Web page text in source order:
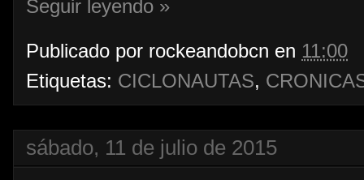
Seguir leyendo »
Publicado por rockeandobcn en 11:00
Etiquetas: CICLONAUTAS,
sábado, 11 de julio de 2015